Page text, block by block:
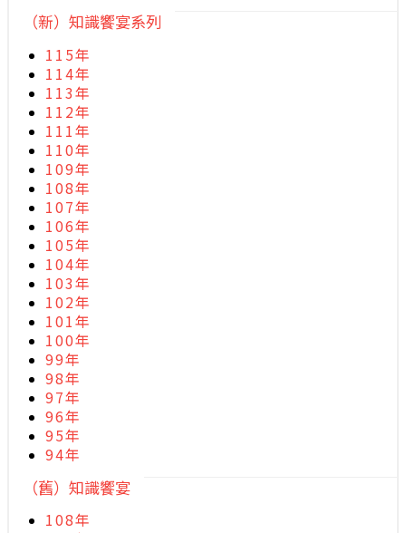
（新）知識饗宴系列
115年
114年
113年
112年
111年
110年
109年
108年
107年
106年
105年
104年
103年
102年
101年
100年
99年
98年
97年
96年
95年
94年
（舊）知識饗宴
108年